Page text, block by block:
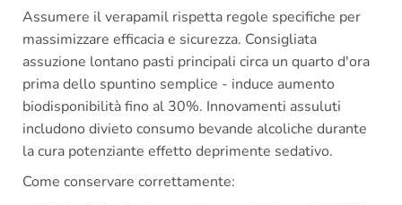
Assumere il verapamil rispetta regole specifiche per
massimizzare efficacia e sicurezza. Consigliata
assuzione lontano pasti principali circa un quarto d'ora
prima dello spuntino semplice - induce aumento
biodisponibilità fino al 30%. Innovamenti assuluti
includono divieto consumo bevande alcoliche durante
la cura potenziante effetto deprimente sedativo.
Come conservare correttamente: